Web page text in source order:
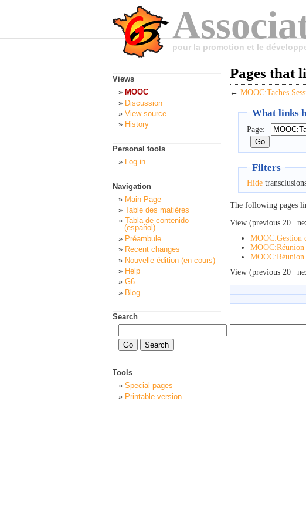
pour la promotion et le
Pages that
← MOOC:Taches
What links
Page:
Filters
Hide
The following pages
View (previous 20 |
MOOC:Gestion
MOOC:Réunion
MOOC:Réunion
View (previous 20 |
Views
MOOC
Discussion
View source
History
Personal tools
Log in
Navigation
Main Page
Table des matières
Tabla de contenido
(español)
Préambule
Recent changes
Nouvelle édition (en cours)
Help
G6
Blog
Search
Tools
Special pages
Printable version